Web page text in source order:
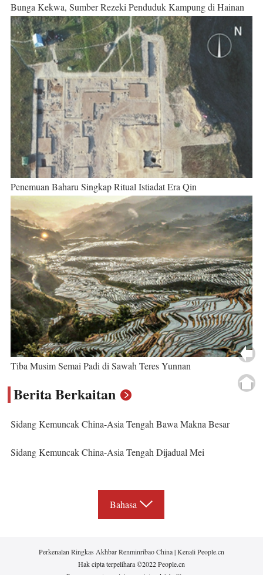
Bunga Kekwa, Sumber Rezeki Penduduk Kampung di Hainan
Penemuan Baharu Singkap Ritual Istiadat Era Qin
Tiba Musim Semai Padi di Sawah Teres Yunnan
Berita Berkaitan
Sidang Kemuncak China-Asia Tengah Bawa Makna Besar
Sidang Kemuncak China-Asia Tengah Dijadual Mei
Bahasa
Perkenalan Ringkas Akhbar Renminribao China|Kenali People.cn
Hak cipta terpelihara ©2022 People.cn